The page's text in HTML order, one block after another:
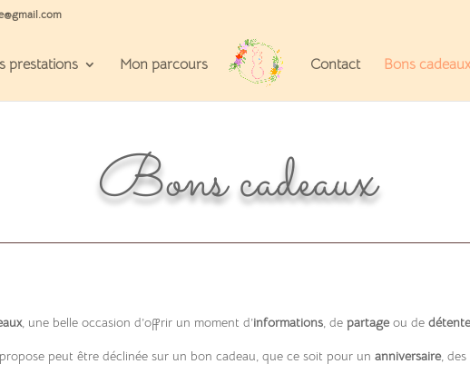
prestations Mon parcours Contact Bons cadeaux
Bons cadeaux
, une belle occasion d’offrir un moment d’informations, de partageou de détente
peut être déclinée sur un bon cadeau, que ce soit pour un anniversaire, des